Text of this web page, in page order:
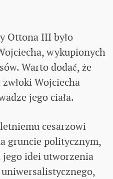
Ottona III było
wykupionych
Warto dodać, że
zwłoki Wojciecha
jego ciała.
cesarzowi
gruncie politycznym,
jego idei utworzenia